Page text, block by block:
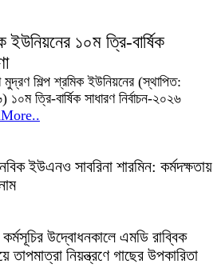
ইউনিয়নের ১০ম ত্রি-বার্ষিক
মুদ্রণ শিল্প শ্রমিক ইউনিয়নের (স্থাপিত:
ত্রি-বার্ষিক সাধারণ নির্বাচন-২০২৬
ইউএনও সাবরিনা শারমিন: কর্মদক্ষতায়
উদ্বোধনকালে এমডি রাব্বিক
তাপমাত্রা নিয়ন্ত্রণে গাছের উপকারিতা